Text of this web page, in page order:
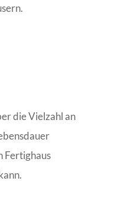
die Vielzahl an
Fertighaus